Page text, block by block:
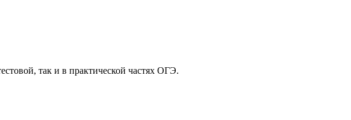
так и в практической частях ОГЭ.